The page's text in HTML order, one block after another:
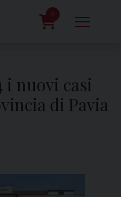
0
i nuovi casi
di Pavia